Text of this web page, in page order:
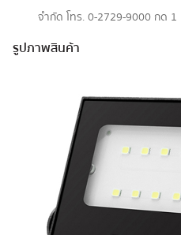
จำกัด โทร. 0-2729-9000 กด 1
รูปภาพสินค้า